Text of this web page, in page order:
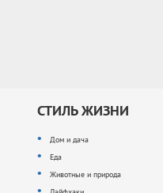
СТИЛЬ ЖИЗНИ
Дом и дача
Еда
Животные и природа